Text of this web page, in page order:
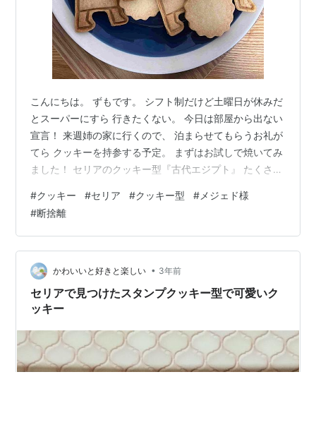
こんにちは。 ずもです。 シフト制だけど土曜日が休みだ
とスーパーにすら 行きたくない。 今日は部屋から出ない
宣言！ 来週姉の家に行くので、 泊まらせてもらうお礼が
てら クッキーを持参する予定。 まずはお試しで焼いてみ
ました！ セリアのクッキー型『古代エジプト』 たくさん
うやくゲットできました✨ 最近のセリアは攻めている。
普通の型抜きは綺麗に作れるのですが スタンプって難し
いな〜😅 こんなにシンプルなのに、、 難易度
★★★★★ かなり上級者向けの抜き型かと。。😅 焼く
前のメジェド様 目の部分をキレイにスタンプするのに気
を使いました〜。 一個…
#クッキー #セリア #クッキー型 # メジェド様
#断捨離
かわいいと好きと楽しい • 3年前
セリアで見つけたスタンプクッキー型で可愛いク
ッキー